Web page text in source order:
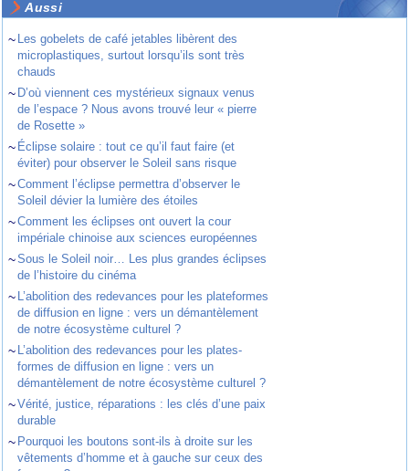
Aussi
~ Les gobelets de café jetables libèrent des
microplastiques, surtout lorsqu’ils sont très
chauds
~ D’où viennent ces mystérieux signaux venus
de l’espace ? Nous avons trouvé leur « pierre
de Rosette »
~ Éclipse solaire : tout ce qu’il faut faire (et
éviter) pour observer le Soleil sans risque
~Comment l’éclipse permettra d’observer le
Soleil dévier la lumière des étoiles
~Comment les éclipses ont ouvert la cour
impériale chinoise aux sciences européennes
~Sous le Soleil noir… Les plus grandes éclipses
de l’histoire du cinéma
~ L’abolition des redevances pour les plateformes
de diffusion en ligne : vers un démantèlement
de notre écosystème culturel ?
~ L’abolition des redevances pour les plates-
formes de diffusion en ligne : vers un
démantèlement de notre écosystème culturel ?
~Vérité, justice, réparations : les clés d’une paix
durable
~ Pourquoi les boutons sont-ils à droite sur les
vêtements d’homme et à gauche sur ceux des